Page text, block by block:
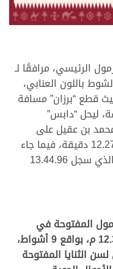
الرئيسي، مرافقًا لـ
باللون العنابي،
قطع “برزان” مسافة
قدره 13.25.98 دقيقة، ليحل “دابس”
محمد بن عقيل على
المركز الثاني بتوقيت زمني قدره 12.27.79 دقيقة، فيما جاء
ثالثًا “الساعي” ملك هجن العاصفة، والذي سجل 13.44.96
المفتوحة في
الفترة المسائية في تمام الساعة 12.30 م، بواقع 9 أشواط،
9 أشواط أخرى لسن الثنايا المفتوحة